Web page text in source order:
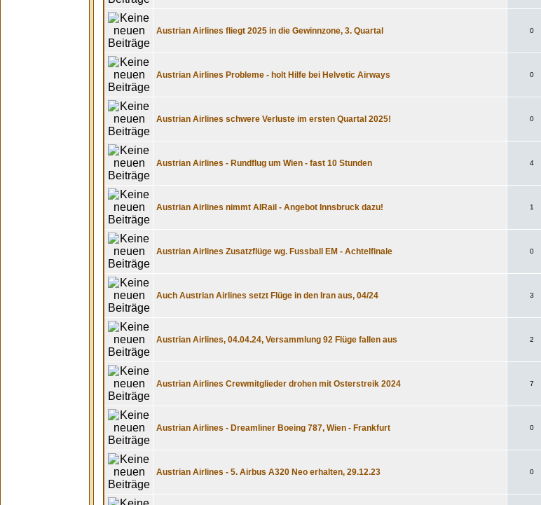
Austrian Airlines fliegt 2025 in die Gewinnzone, 3. Quartal 0
Austrian Airlines Probleme - holt Hilfe bei Helvetic Airways 0
Austrian Airlines schwere Verluste im ersten Quartal 2025! 0
Austrian Airlines - Rundflug um Wien - fast 10 Stunden 4
Austrian Airlines nimmt AIRail - Angebot Innsbruck dazu! 1
Austrian Airlines Zusatzflüge wg. Fussball EM - Achtelfinale 0
Auch Austrian Airlines setzt Flüge in den Iran aus, 04/24 3
Austrian Airlines, 04.04.24, Versammlung 92 Flüge fallen aus 2
Austrian Airlines Crewmitglieder drohen mit Osterstreik 2024 7
Austrian Airlines - Dreamliner Boeing 787, Wien - Frankfurt 0
Austrian Airlines - 5. Airbus A320 Neo erhalten, 29.12.23 0